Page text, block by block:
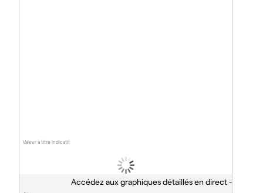
Valeur à titre indicatif
Accédez aux graphiques détaillés en direct -